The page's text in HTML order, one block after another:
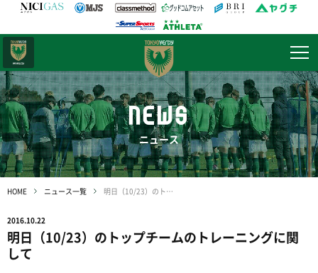
NEWS
ニュース
HOME ニュース一覧 明日（10/23）のトップチームのトレーニングに関して
2016.10.22
明日（10/23）のトップチームのトレーニングに関
して